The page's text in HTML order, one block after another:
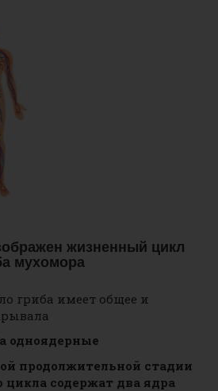
жизненный цикл
мухомора
гриба имеет общее и
одноядерные
продолжительной стадии
цикла содержат два ядра